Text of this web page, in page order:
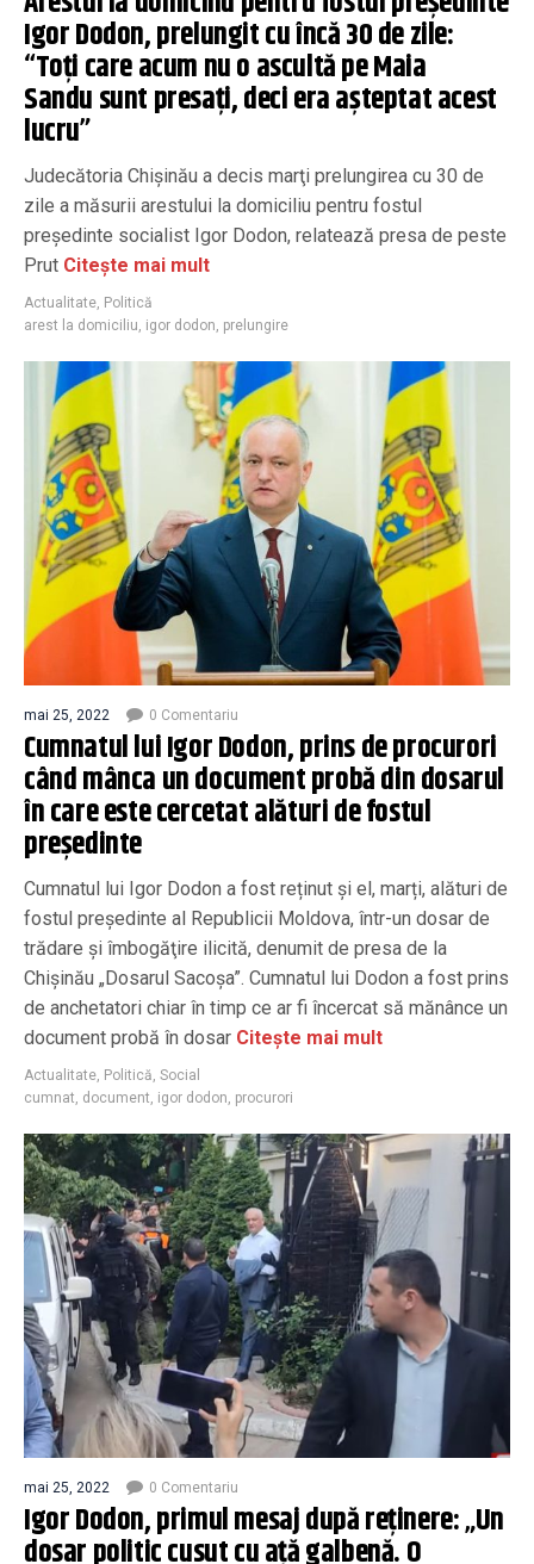
Igor Dodon, prelungit cu încă 30 de zile:
“Toţi care acum nu o ascultă pe Maia
Sandu sunt presaţi, deci era aşteptat acest
lucru”
Judecătoria Chişinău a decis marţi prelungirea cu 30 de
zile a măsurii arestului la domiciliu pentru fostul
preşedinte socialist Igor Dodon, relatează presa de peste
Prut Citește mai mult
Actualitate, Politică
arest la domiciliu, igor dodon, prelungire
mai 25, 2022 0 Comentariu
Cumnatul lui Igor Dodon, prins de procurori
când mânca un document probă din dosarul
în care este cercetat alături de fostul
președinte
Cumnatul lui Igor Dodon a fost reținut și el, marți, alături de
fostul președinte al Republicii Moldova, într-un dosar de
trădare şi îmbogăţire ilicită, denumit de presa de la
Chișinău „Dosarul Sacoşa”. Cumnatul lui Dodon a fost prins
de anchetatori chiar în timp ce ar fi încercat să mănânce un
document probă în dosar Citește mai mult
Actualitate, Politică, Social
cumnat, document, igor dodon, procurori
mai 25, 2022 0 Comentariu
Igor Dodon, primul mesaj după reținere: „Un
dosar politic cusut cu aţă galbenă. O